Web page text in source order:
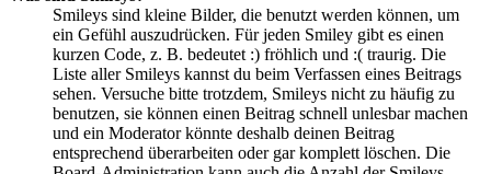
Smileys sind kleine Bilder, die benutzt werden können, um
ein Gefühl auszudrücken. Für jeden Smiley gibt es einen
kurzen Code, z. B. bedeutet :) fröhlich und :( traurig. Die
Liste aller Smileys kannst du beim Verfassen eines Beitrags
sehen. Versuche bitte trotzdem, Smileys nicht zu häufig zu
benutzen, sie können einen Beitrag schnell unlesbar machen
und ein Moderator könnte deshalb deinen Beitrag
entsprechend überarbeiten oder gar komplett löschen. Die